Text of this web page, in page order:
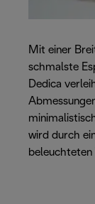
Mit einer
schmalste
Dedica
wird durch
beleuchteten